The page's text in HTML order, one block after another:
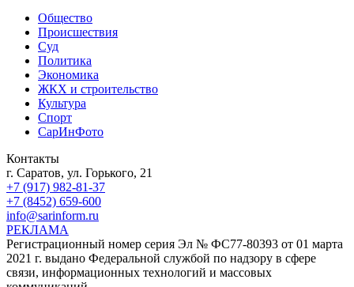
Общество
Происшествия
Суд
Политика
Экономика
ЖКХ и строительство
Культура
Спорт
СарИнФото
Контакты
г. Саратов, ул. Горького, 21
+7 (917) 982-81-37
+7 (8452) 659-600
info@sarinform.ru
РЕКЛАМА
Регистрационный номер серия Эл № ФС77-80393 от 01 марта
2021 г. выдано Федеральной службой по надзору в сфере
связи, информационных технологий и массовых